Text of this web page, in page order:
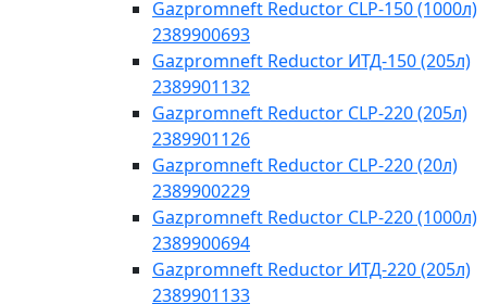
Gazpromneft Reductor CLP-150 (1000л)
2389900693
Gazpromneft Reductor ИТД-150 (205л)
2389901132
Gazpromneft Reductor CLP-220 (205л)
2389901126
Gazpromneft Reductor CLP-220 (20л)
2389900229
Gazpromneft Reductor CLP-220 (1000л)
2389900694
Gazpromneft Reductor ИТД-220 (205л)
2389901133